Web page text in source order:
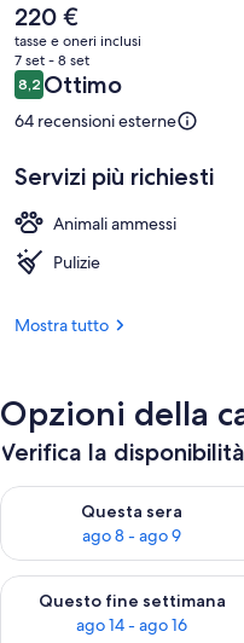
Il
prezzo
attuale
è
220 €
220 €
tasse e oneri inclusi
7 set - 8 set
Recensioni
8,28,2 su 10
Ottimo
64 recensioni esterne
Servizi più richiesti
Animali ammessi
Pulizie
Mostra tutto
Opzioni della
Verifica la
Questa sera
ago 8 - ago 9
Verifica la disponibilità per
Questo fine settimana
ago 14 - ago 16
Verifica la disponibilità per